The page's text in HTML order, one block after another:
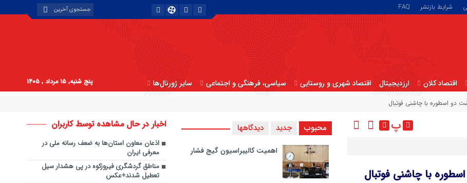
شرایط بازنشر FAQ
اقتصاد کلان ارزدیجیتال اقتصاد شهری و روستایی سیاسی، فرهنگی و اجتماعی سایر ژورنال‌ها پنج شنبه, ۱۵ مرداد , ۱۴۰۵
دو اسطوره با چاشنی فوتبال
پ
با چاشنی فوتبال
محبوب جدید دیدگاهها
اهمیت کالیبراسیون گیج فشار
اخبار در حال مشاهده توسط کاربران
اذعان معاون استان‌ها به ضعف رسانه ملی در
معرفی ایران
مناطق گردشگری فیروزکوه در پی هشدار سیل
تعطیل شدند+عکس